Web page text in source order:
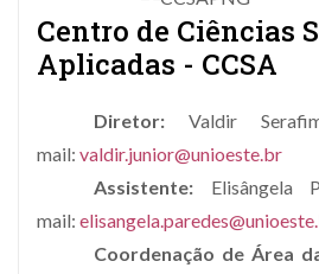
Centro de Ciências
Aplicadas - CCSA
Diretor: Valdir
mail: valdir.junior@unioeste.br
Assistente: Elisângela
mail:
Coordenação de Área